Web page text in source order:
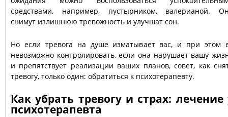
средствами, например, пустырником, валерианой.
снимут излишнюю тревожность и улучшат сон.
Но если тревога на душе изматывает вас, и при этом
невозможно контролировать, если она нарушает вашу
и препятствует реализации ваших планов, совет, как
тревогу, только один: обратиться к психотерапевту.
Как убрать тревогу и страх: лечение
психотерапевта